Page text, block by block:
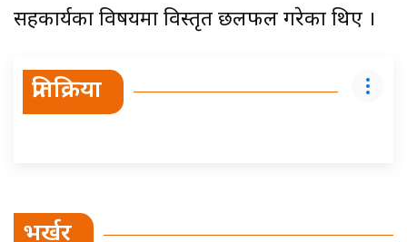
सहकार्यका विषयमा विस्तृत छलफल गरेका थिए ।
प्रतिक्रिया
भर्खर